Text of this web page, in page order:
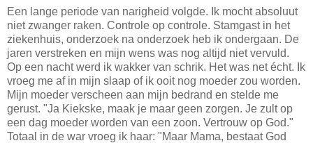
Een lange periode van narigheid volgde. Ik mocht absoluut
niet zwanger raken. Controle op controle. Stamgast in het
ziekenhuis, onderzoek na onderzoek heb ik ondergaan. De
jaren verstreken en mijn wens was nog altijd niet vervuld.
Op een nacht werd ik wakker van schrik. Het was net écht. Ik
vroeg me af in mijn slaap of ik ooit nog moeder zou worden.
Mijn moeder verscheen aan mijn bedrand en stelde me
gerust. "Ja Kiekske, maak je maar geen zorgen. Je zult op
een dag moeder worden van een zoon. Vertrouw op God."
Totaal in de war vroeg ik haar: "Maar Mama, bestaat God